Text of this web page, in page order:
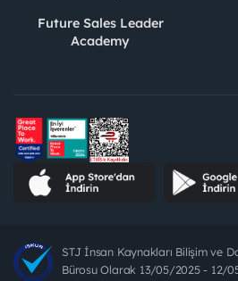
Future Sales Leader
Academy
STJ İnsan Kaynakları Bilişim ve
Bürosu Olarak 13/05/2025 - 12/